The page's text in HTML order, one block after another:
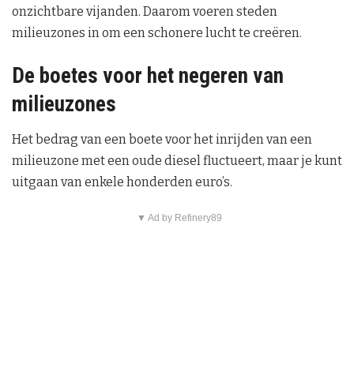
onzichtbare vijanden. Daarom voeren steden
milieuzones in om een schonere lucht te creëren.
De boetes voor het negeren van
milieuzones
Het bedrag van een boete voor het inrijden van een
milieuzone met een oude diesel fluctueert, maar je kunt
uitgaan van enkele honderden euro’s.
▼ Ad by Refinery89